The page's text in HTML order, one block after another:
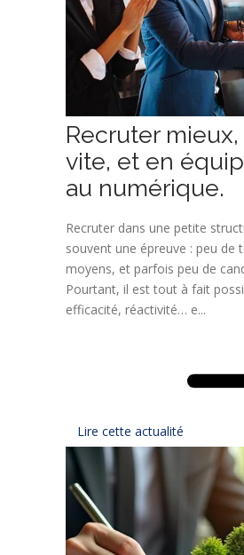
Recruter
vite, et en
au numérique.
Recruter dans une petite
souvent une épreuve : peu de
moyens, et parfois peu de
Pourtant, il est tout à fait
efficacité, réactivité… e...
Lire cette actualité